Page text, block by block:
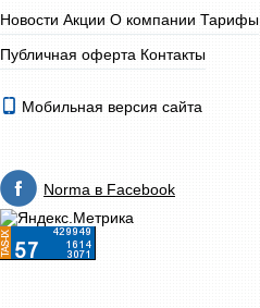
Новости Акции О компании Тарифы
Публичная оферта Контакты
Мобильная версия сайта
Norma в Facebook